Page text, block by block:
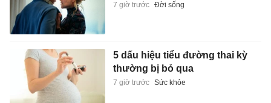
7 giờ trước Đời sống
5 dấu hiệu tiểu đường thai kỳ
thường bị bỏ qua
7 giờ trước Sức khỏe